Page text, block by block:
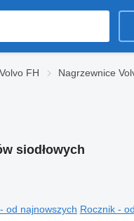
FH Nagrzewnice
siodłowych
od najnowszych Rocznik -